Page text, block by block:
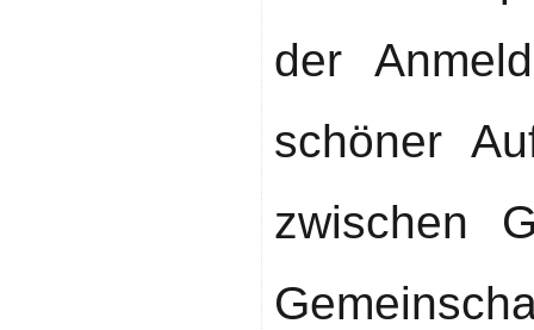
der
schöner
zwischen